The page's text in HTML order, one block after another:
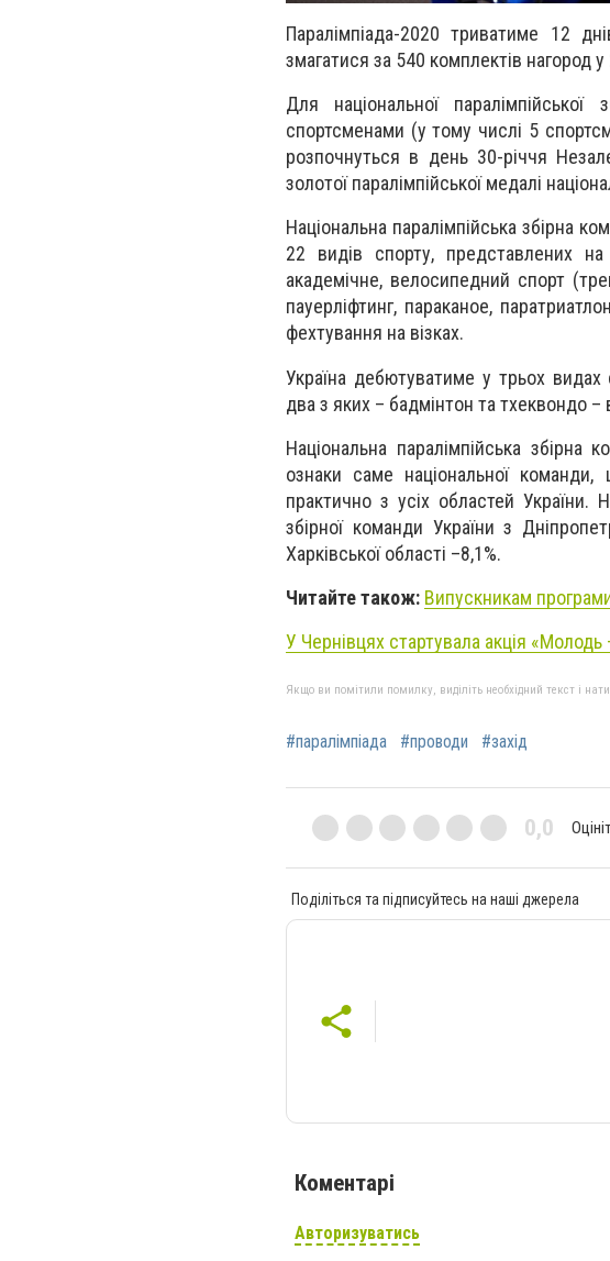
Паралімпіада-2020 триватиме 12
змагатися за 540 комплектів нагород
Для національної
спортсменами (у тому числі 5
розпочнуться в день 30-річчя
золотої паралімпійської медалі
Національна паралімпійська збірна
22 видів спорту, представлених на
академічне, велосипедний спорт
пауерліфтинг, параканое,
фехтування на візках.
Україна дебютуватиме у трьох видах
два з яких – бадмінтон та тхеквондо
Національна паралімпійська збірна
ознаки саме національної
практично з усіх областей України.
збірної команди України з
Харківської області –8,1%.
Читайте також: Випускникам
У Чернівцях стартувала акція
Якщо ви помітили помилку, виділіть необхідний текст і
#паралімпіада #проводи #захід
0,0
Поділіться та підписуйтесь на наші джерела
Коментарі
Авторизуватись